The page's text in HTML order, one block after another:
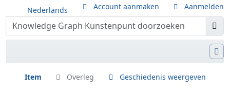
Nederlands Account aanmaken Aanmelden
Item Overleg Geschiedenis weergeven